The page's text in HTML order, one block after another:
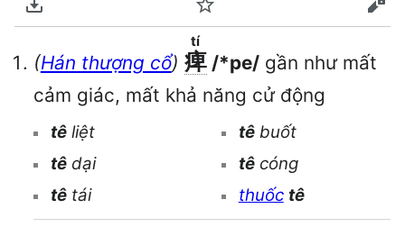
Tải về PDF Theo dõi
(Hán thượng cổ) 痺
tí
/*pe/gần như mất
cảm giác, mất khả năng cử động
têliệt
têdại
têtái
têbuốt
têcóng
thuốc tê